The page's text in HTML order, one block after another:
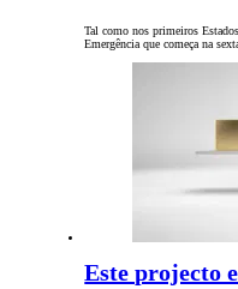
Tal como nos primeiros
Emergência que começa na
Este projecto